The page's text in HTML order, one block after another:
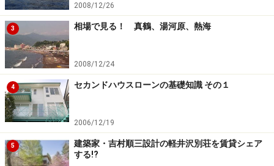
このあたりの住宅は、ほとんどが一戸建てですが、海側
にはいくつか低層の集合住宅もあります。大磯中学校の
隣には「大磯シーサイドヒルズ」
り、現在も販売中のようでした。西湘バイパスに面した
角地ですが、ここなら駅まで徒歩圏です。
こゆるぎ緑地沿いの散歩道。左は西湘バイパス
2008/12/26
3 相場で見る！ 真鶴、湯河原、熱海
2008/12/24
4 セカンドハウスローンの基礎知識 その１
2006/12/19
5
建築家・吉村順三設計の軽井沢別荘を賃貸シェア
する!?